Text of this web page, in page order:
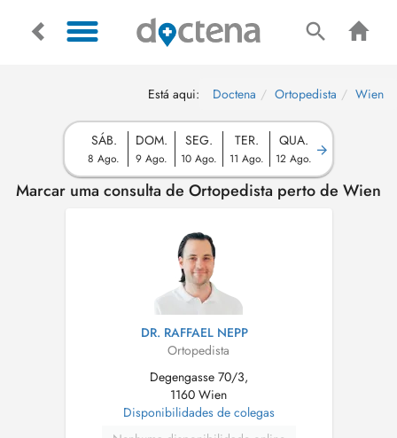
Está aqui: Doctena Ortopedista Wien
SÁB.
8 Ago.
DOM.
9 Ago.
SEG.
10 Ago.
TER.
11 Ago.
QUA.
12 Ago.
Marcar uma consulta de Ortopedista perto de Wien
DR. RAFFAEL NEPP
Ortopedista
Degengasse 70/3,
1160 Wien
Disponibilidades de colegas